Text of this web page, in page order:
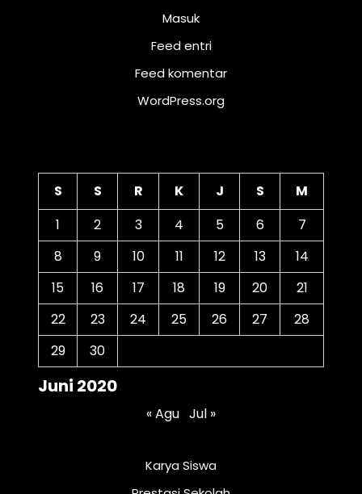
Masuk
Feed entri
Feed komentar
WordPress.org
Juni 2020
S S R K J S
M
1
2 3 4 5 6
7
8
9 10 11 12 13
14
15
16 17 18 19 20
21
22
23 24 25 26 27
28
29
30
« Agu Jul »
Karya Siswa